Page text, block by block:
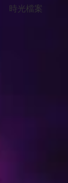
時光檔案